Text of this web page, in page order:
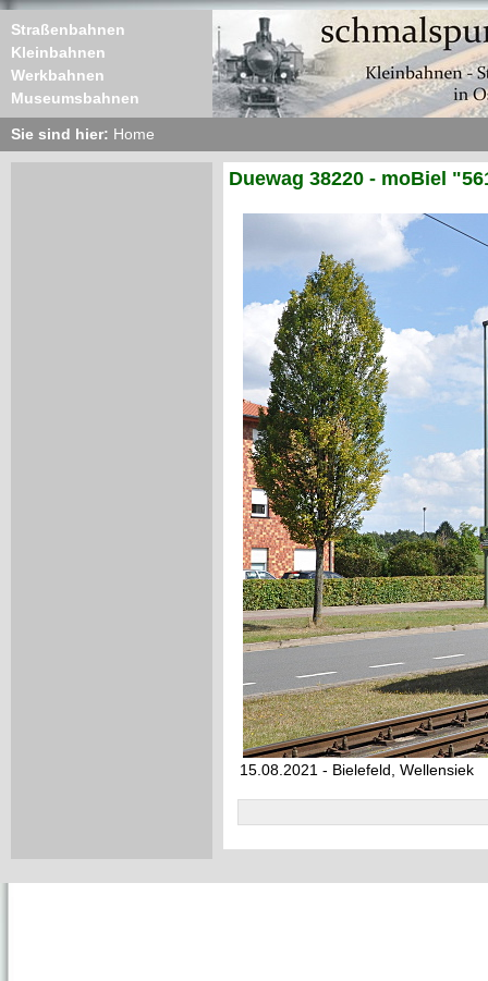
Straßenbahnen
Kleinbahnen
Werkbahnen
Museumsbahnen
Sie sind hier: Home
Duewag 38220 - moBiel
15.08.2021 - Bielefeld, Wellensiek